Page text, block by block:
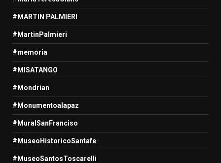
#MARTIN PALMIERI
#MartinPalmieri
#memoria
#MISATANGO
#Mondrian
#Monumentoalapaz
#MuralSanFranciso
#MuseoHistoricoSantafe
#MuseoSantosToscarelli